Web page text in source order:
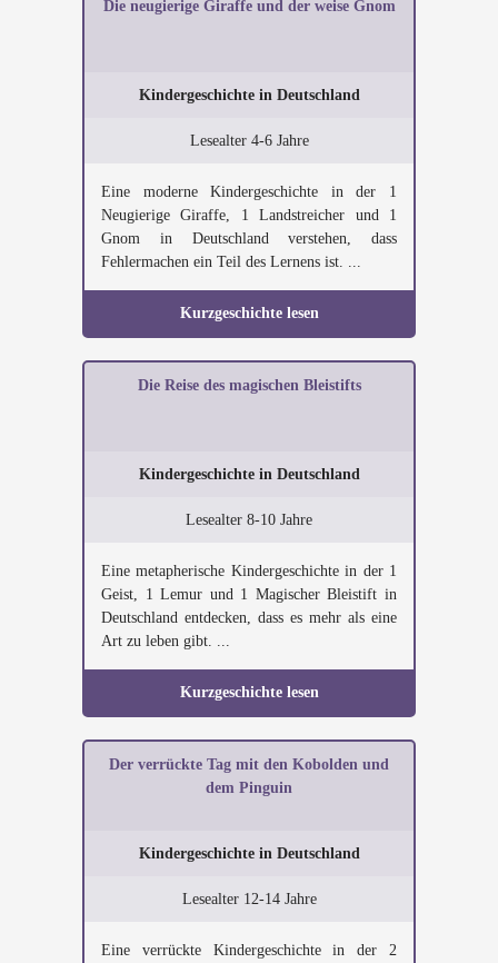
Die neugierige Giraffe und der weise Gnom
Kindergeschichte in Deutschland
Lesealter 4-6 Jahre
Eine moderne Kindergeschichte in der 1
Neugierige Giraffe, 1 Landstreicher und 1
Gnom in Deutschland verstehen, dass
Fehlermachen ein Teil des Lernens ist. ...
Kurzgeschichte lesen
Die Reise des magischen Bleistifts
Kindergeschichte in Deutschland
Lesealter 8-10 Jahre
Eine metapherische Kindergeschichte in der 1
Geist, 1 Lemur und 1 Magischer Bleistift in
Deutschland entdecken, dass es mehr als eine
Art zu leben gibt. ...
Kurzgeschichte lesen
Der verrückte Tag mit den Kobolden und
dem Pinguin
Kindergeschichte in Deutschland
Lesealter 12-14 Jahre
Eine verrückte Kindergeschichte in der 2